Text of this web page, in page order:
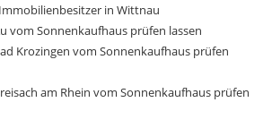
in Wittnau
vom Sonnenkaufhaus prüfen lassen
Krozingen vom Sonnenkaufhaus prüfen
am Rhein vom Sonnenkaufhaus prüfen